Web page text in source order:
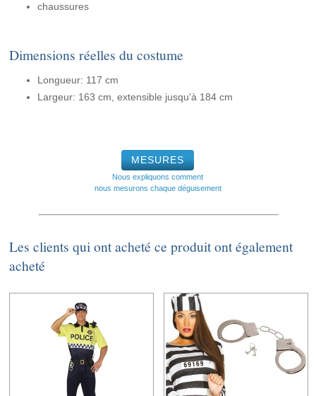
chaussures
Dimensions réelles du costume
Longueur: 117 cm
Largeur: 163 cm, extensible jusqu'à 184 cm
MESURES
Nous expliquons comment
nous mesurons chaque déguisement
Les clients qui ont acheté ce produit ont également
acheté